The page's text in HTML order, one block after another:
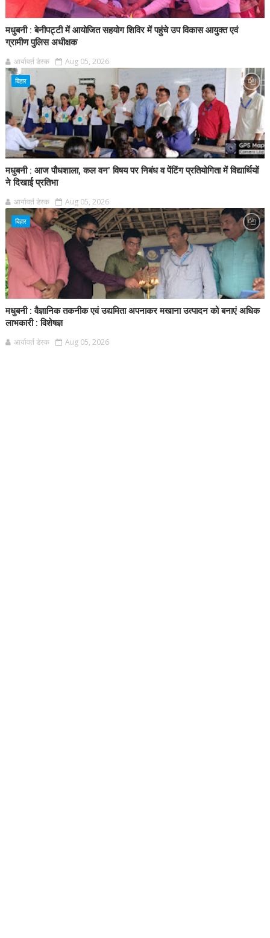
मधुबनी : बेनीपट्टी में आयोजित सहयोग शिविर में पहुंचे उप विकास आयुक्त एवं
ग्रामीण पुलिस अधीक्षक
आर्यावर्त डेस्क Aug 05, 2026
बिहार
मधुबनी : आज पौधशाला, कल वन' विषय पर निबंध व पेंटिंग प्रतियोगिता में विद्यार्थियों
ने दिखाई प्रतिभा
आर्यावर्त डेस्क Aug 05, 2026
बिहार
मधुबनी : वैज्ञानिक तकनीक एवं उद्यमिता अपनाकर मखाना उत्पादन को बनाएं अधिक
लाभकारी : विशेषज्ञ
आर्यावर्त डेस्क Aug 05, 2026